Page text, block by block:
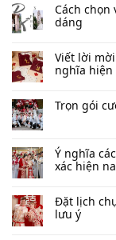
Cách chọn
dáng
Viết lời
nghĩa hiện
Trọn gói
Ý nghĩa
xác hiện
Đặt lịch
lưu ý